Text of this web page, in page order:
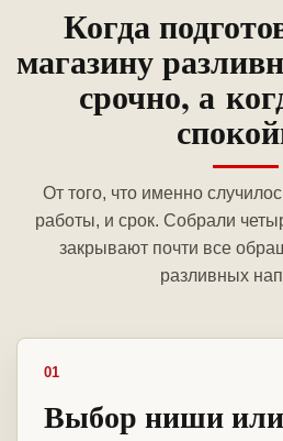
Когда
магазину
срочно, а
От того, что именно
работы, и срок. Собрали
закрывают почти все
разливных
01
Выбор ниши